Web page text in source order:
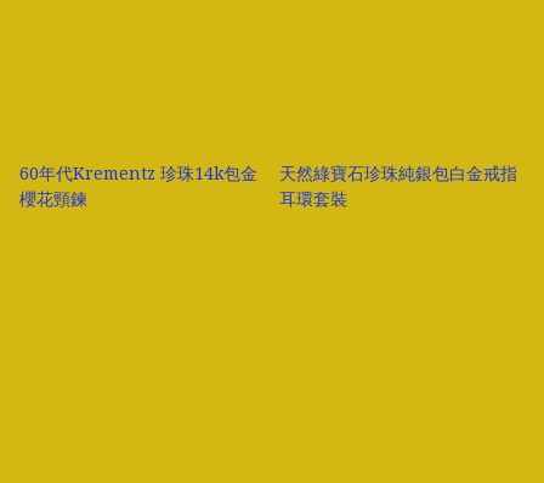
60年代Krementz 珍珠14k包金
櫻花頸鍊
天然綠寶石珍珠純銀包白金戒指
耳環套裝